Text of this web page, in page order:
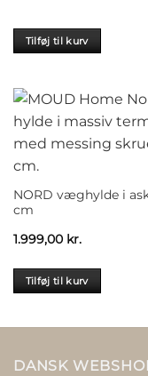
Tilføj til kurv
NORD væghylde i
cm
1.999,00 kr.
Tilføj til kurv
DANSK